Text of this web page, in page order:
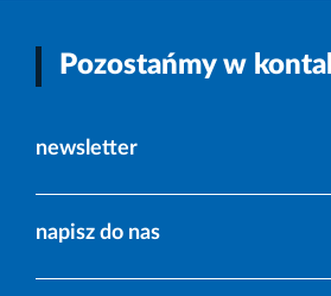
Pozostańmy w
newsletter
napisz do nas